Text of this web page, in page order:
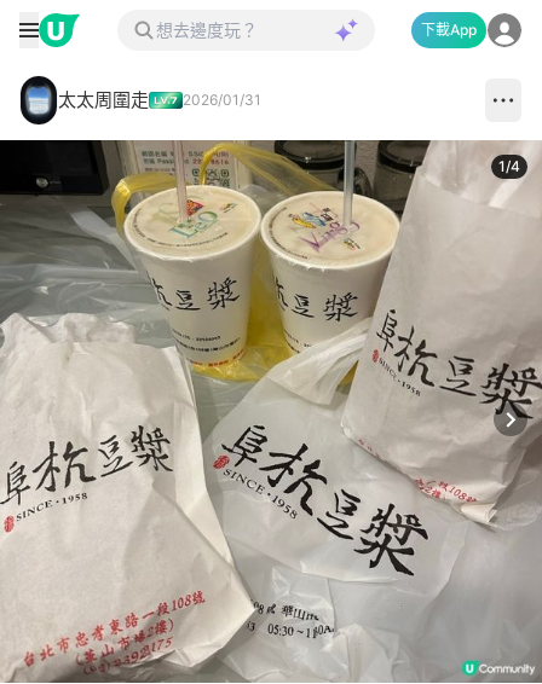
下載App
太太周圍走 2026/01/31
1/4